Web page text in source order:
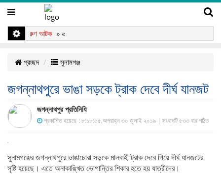
তরুণ আটক » «
প্রচ্ছদ সুনামগঞ্জ
জগন্নাথপুরে ভাঙা সড়কে ট্রাক দেবে দীর্ঘ যানজট
জগন্নাথপুর প্রতিনিধি
প্রকাশিত হয়েছে : ৮:১৮:৫৫,অপরাহ্ন ৩০ জুলাই ২০১৯ | সংবাদটি ৫৩৩ বার পঠিত
সুনামগঞ্জের জগন্নাথপুরে ভাঙাচোরা সড়কে মালবাহী ট্রাক দেবে গিয়ে দীর্ঘ যানজটের
সৃষ্টি হয়েছে। এতে অনাকাঙ্খিত ভোগান্তির শিকার হতে হয় যাত্রীদের।